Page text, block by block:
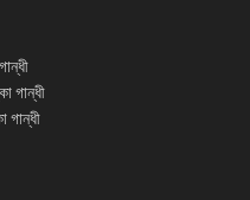
গান্ধী
গান্ধী